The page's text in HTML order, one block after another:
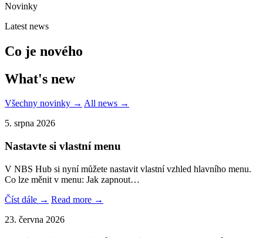
Novinky
Latest news
Co je nového
What's new
Všechny novinky → All news →
5. srpna 2026
Nastavte si vlastní menu
V NBS Hub si nyní můžete nastavit vlastní vzhled hlavního menu.
Co lze měnit v menu: Jak zapnout…
Číst dále → Read more →
23. června 2026